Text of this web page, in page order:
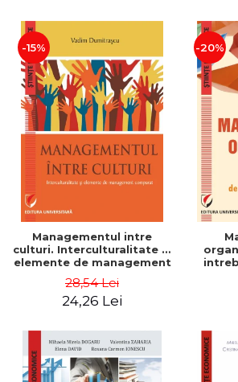
-15%
Managementul intre
culturi. Interculturalitate si
elemente de management
Dumitrascu
28,54 Lei
24,26 Lei
-20%